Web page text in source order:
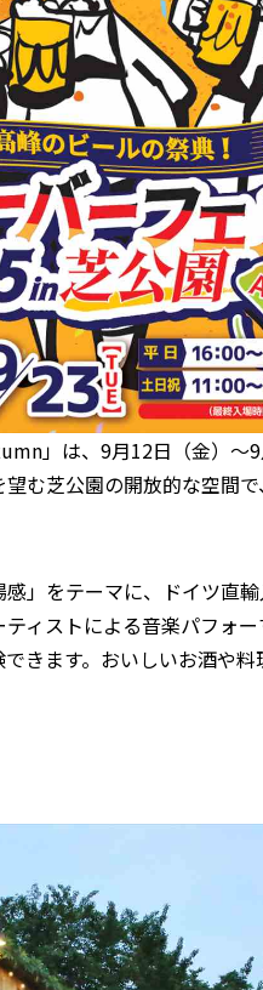
」は、9月12日（金）～
む芝公園の開放的な空間
」をテーマに、ドイツ直
ィストによる音楽パフォ
きます。おいしいお酒や